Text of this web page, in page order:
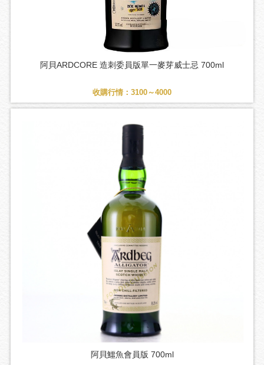
阿貝ARDCORE 造刺委員版單一麥芽威士忌 700ml
收購行情：3100～4000
阿貝鱷魚會員版 700ml